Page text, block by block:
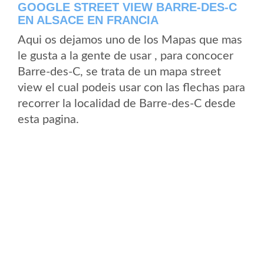
GOOGLE STREET VIEW BARRE-DES-C
EN ALSACE EN FRANCIA
Aqui os dejamos uno de los Mapas que mas
le gusta a la gente de usar , para concocer
Barre-des-C, se trata de un mapa street
view el cual podeis usar con las flechas para
recorrer la localidad de Barre-des-C desde
esta pagina.